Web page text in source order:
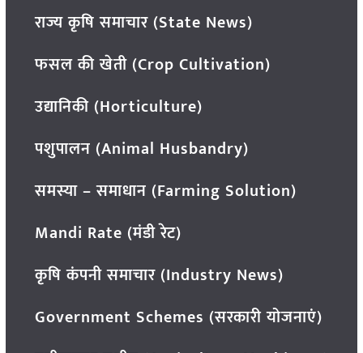
राज्य कृषि समाचार (State News)
फसल की खेती (Crop Cultivation)
उद्यानिकी (Horticulture)
पशुपालन (Animal Husbandry)
समस्या – समाधान (Farming Solution)
Mandi Rate (मंडी रेट)
कृषि कंपनी समाचार (Industry News)
Government Schemes (सरकारी योजनाएं)